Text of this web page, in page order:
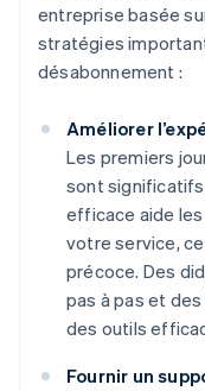
entreprise basée
stratégies
désabonnement :
Améliorer
Les premiers
sont
efficace aide
votre service,
précoce. Des
pas à pas et
des outils
Fournir un